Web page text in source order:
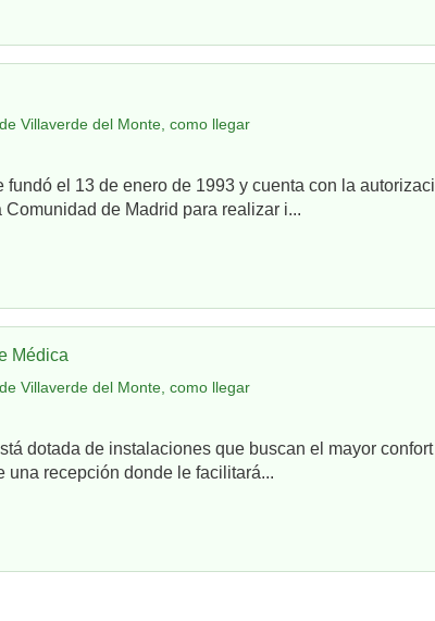
Villaverde del Monte, como llegar
fundó el 13 de enero de 1993 y cuenta con la
de Madrid para realizar i...
Médica
Villaverde del Monte, como llegar
dotada de instalaciones que buscan el mayor
una recepción donde le facilitará...